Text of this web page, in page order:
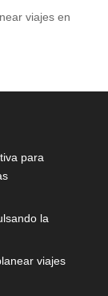
viajes en
para
la
viajes